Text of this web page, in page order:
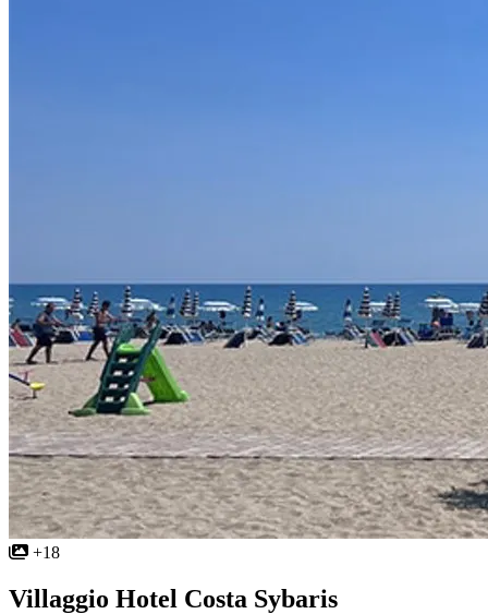
+18
Villaggio Hotel Costa Sybaris